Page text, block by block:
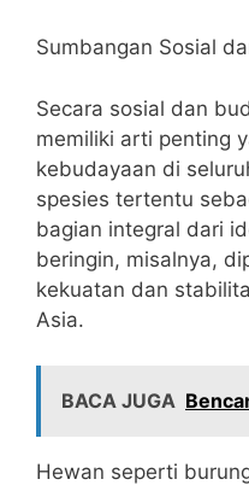
Sumbangan Sosial
Secara sosial dan
memiliki arti penting
kebudayaan di
spesies tertentu
bagian integral dari
beringin, misalnya,
kekuatan dan
Asia.
BACA JUGA
Hewan seperti